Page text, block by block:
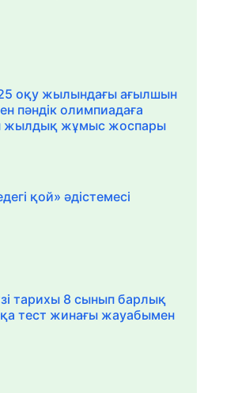
оқу жылындағы ағылшын
пәндік олимпиадаға
жылдық жұмыс жоспары
қой» әдістемесі
тарихы 8 сынып барлық
тест жинағы жауабымен